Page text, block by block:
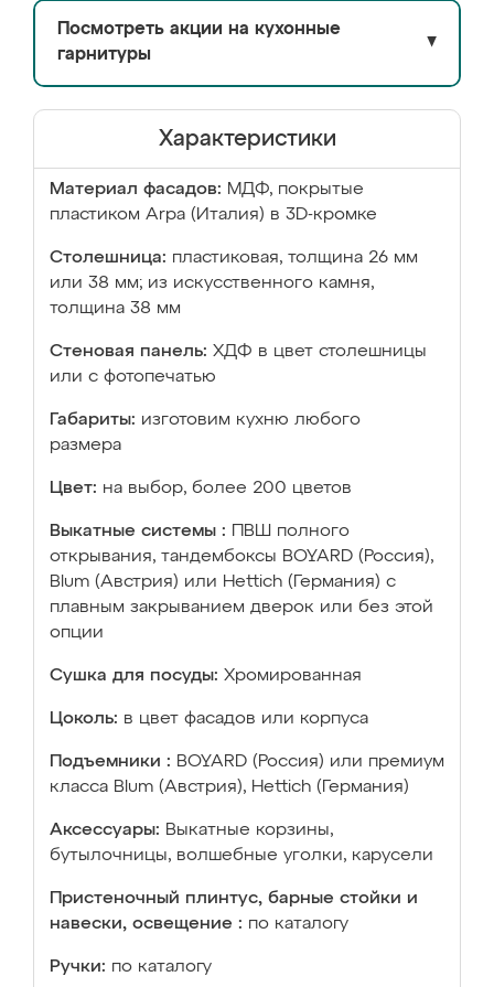
Посмотреть акции на кухонные
гарнитуры
▼
Характеристики
Материал фасадов: МДФ, покрытые
пластиком Arpa (Италия) в 3D-кромке
Столешница: пластиковая, толщина 26 мм
или 38 мм; из искусственного камня,
толщина 38 мм
Стеновая панель: ХДФ в цвет столешницы
или с фотопечатью
Габариты: изготовим кухню любого
размера
Цвет: на выбор, более 200 цветов
Выкатные системы :
ПВШ полного
открывания, тандембоксы BOYARD (Россия),
Blum (Австрия) или Hettich (Германия) с
плавным закрыванием дверок или без этой
опции
Сушка для посуды: Хромированная
Цоколь: в цвет фасадов или корпуса
Подъемники : BOYARD (Россия) или премиум
класса Blum (Австрия), Hettich (Германия)
Аксессуары: Выкатные корзины,
бутылочницы, волшебные уголки, карусели
Пристеночный плинтус, барные стойки и
навески, освещение : по каталогу
Ручки: по каталогу